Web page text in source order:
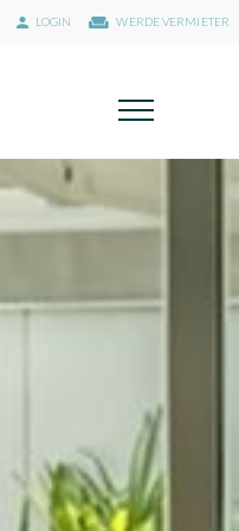
LOGIN WERDE VERMIETER